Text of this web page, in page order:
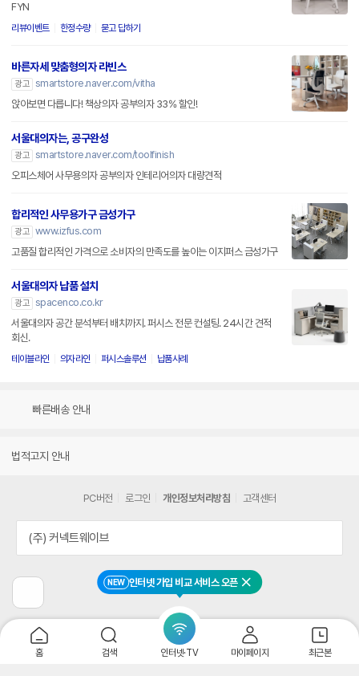
NEW 인터넷 가입 비교 서비스 오픈 닫기
홈 검색 인터넷·TV 마이페이지 최근본
FYN
리뷰이벤트 한정수량 묻고 답하기
바른자세 맞춤형의자 라빈스
광고 smartstore.naver.com/vitha
앉아보면 다릅니다! 책상의자 공부의자 33% 할인!
서울대의자는, 공구완성
광고 smartstore.naver.com/toolfinish
오피스체어 사무용의자 공부의자 인테리어의자 대량견적
합리적인 사무용가구 금성가구
광고 www.izfus.com
고품질 합리적인 가격으로 소비자의 만족도를 높이는 이지퍼스 금성가구
서울대의자 납품 설치
광고 spacenco.co.kr
서울대의자 공간 분석부터 배치까지. 퍼시스 전문 컨설팅. 24시간 견적
회신.
테이블라인 의자라인 퍼시스솔루션 납품사례
빠른배송 안내
법적고지 안내
전
페
이
지
PC버전 로그인 개인정보처리방침 고객센터
(주) 커넥트웨이브